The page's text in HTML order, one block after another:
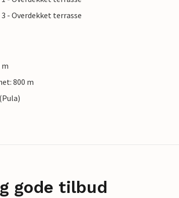
- Overdekket terrasse
m
800 m
gode tilbud